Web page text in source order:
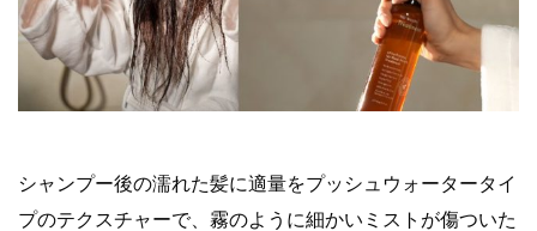
シャンプー後の濡れた髪に適量をプッシュウォータータイ
プのテクスチャーで、霧のように細かいミストが傷ついた